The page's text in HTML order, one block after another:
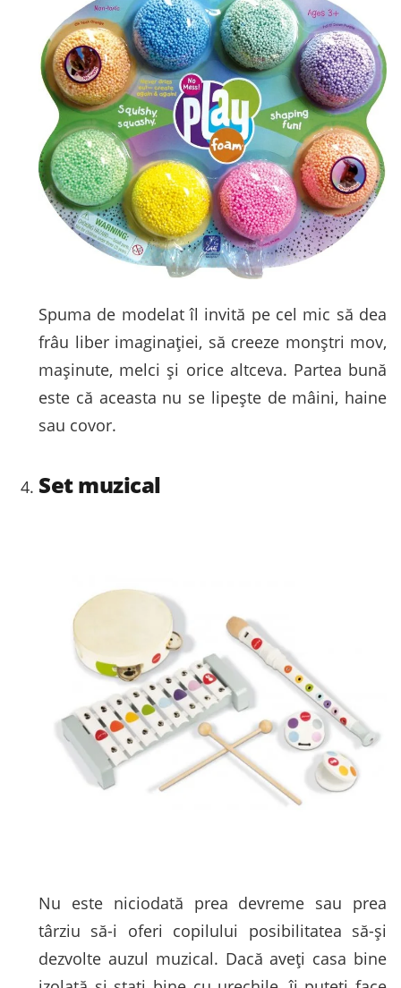
Spuma de modelat îl invită pe cel mic să dea
frâu liber imaginației, să creeze monștri mov,
mașinute, melci și orice altceva. Partea bună
este că aceasta nu se lipește de mâini, haine
sau covor.
Set muzical
Nu este niciodată prea devreme sau prea
târziu să-i oferi copilului posibilitatea să-și
dezvolte auzul muzical. Dacă aveți casa bine